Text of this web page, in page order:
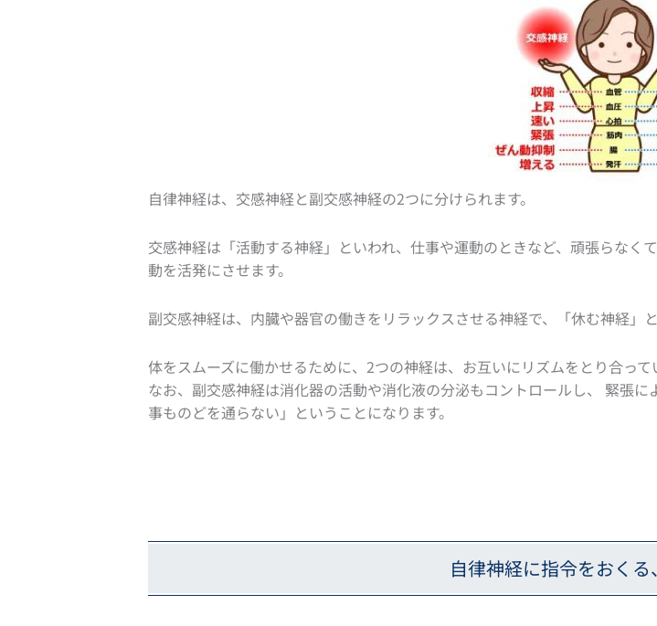
自律神経は、交感神経と副交感神経の2つに分けられます。
交感神経は「活動する神経」といわれ、仕事や運動のときなど、頑張らな
動を活発にさせます。
副交感神経は、内臓や器官の働きをリラックスさせる神経で、「休む神経」
体をスムーズに働かせるために、2つの神経は、お互いにリズムをとり合って
なお、副交感神経は消化器の活動や消化液の分泌もコントロールし、 緊張
事ものどを通らない」ということになります。
自律神経に指令をおく